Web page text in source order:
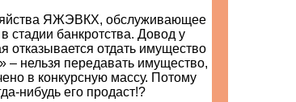
ЯЖЭВКХ, обслуживающее
стадии банкротства. Довод у
отказывается отдать имущество
нельзя передавать имущество,
в конкурсную массу. Потому
нибудь его продаст!?